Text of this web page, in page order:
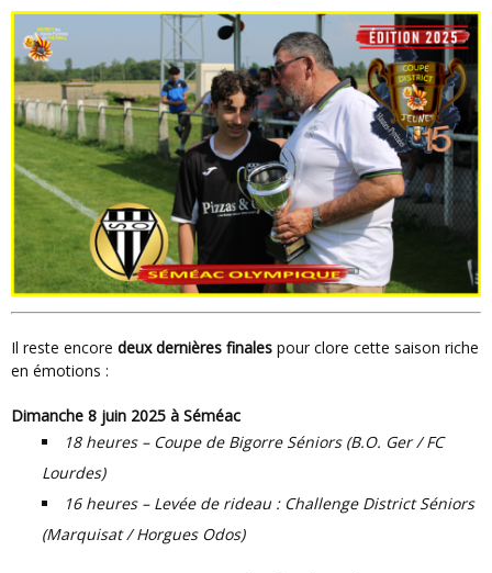
Il reste encore deux dernières finales pour clore cette saison riche
en émotions :
Dimanche 8 juin 2025 à Séméac
18 heures – Coupe de Bigorre Séniors (B.O. Ger / FC
Lourdes)
16 heures – Levée de rideau : Challenge District Séniors
(Marquisat / Horgues Odos)